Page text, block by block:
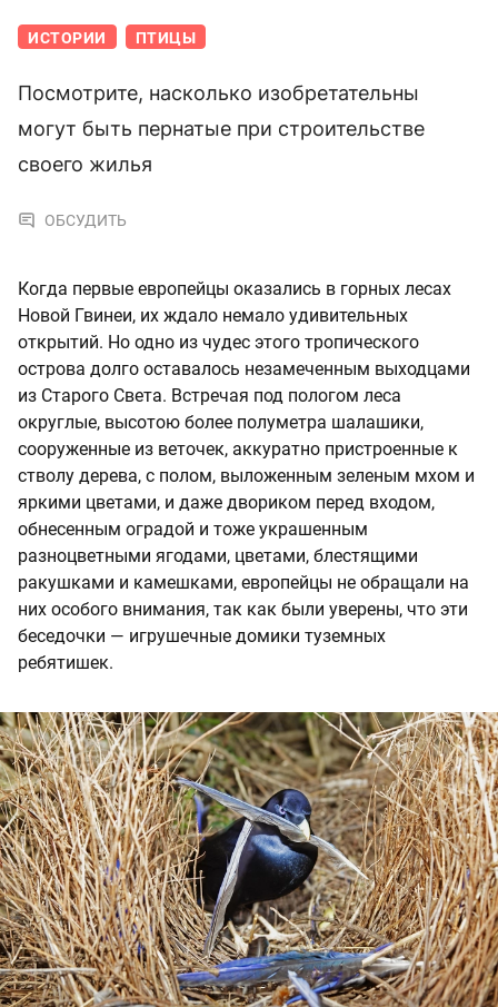
ИСТОРИИ ПТИЦЫ
Посмотрите, насколько изобретательны
могут быть пернатые при строительстве
своего жилья
ОБСУДИТЬ
Когда первые европейцы оказались в горных лесах
Новой Гвинеи, их ждало немало удивительных
открытий. Но одно из чудес этого тропического
острова долго оставалось незамеченным выходцами
из Старого Света. Встречая под пологом леса
округлые, высотою более полуметра шалашики,
сооруженные из веточек, аккуратно пристроенные к
стволу дерева, с полом, выложенным зеленым мхом и
яркими цветами, и даже двориком перед входом,
обнесенным оградой и тоже украшенным
разноцветными ягодами, цветами, блестящими
ракушками и камешками, европейцы не обращали на
них особого внимания, так как были уверены, что эти
беседочки — игрушечные домики туземных
ребятишек.